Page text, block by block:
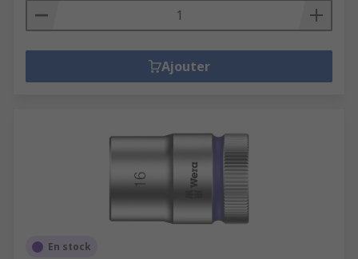
Ajouter
En stock